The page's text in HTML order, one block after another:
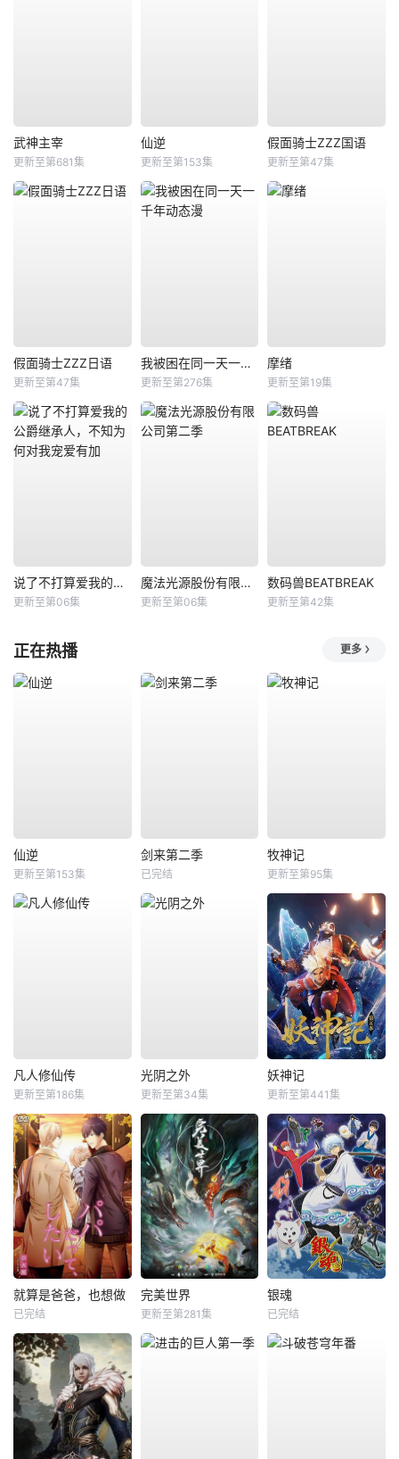
武神主宰
更新至第681集
仙逆
更新至第153集
假面骑士ZZZ国语
更新至第47集
假面骑士ZZZ日语
更新至第47集
我被困在同一天一千年动态漫
更新至第276集
摩绪
更新至第19集
说了不打算爱我的公爵继承人，不知为何对我宠爱有加
更新至第06集
魔法光源股份有限公司第二季
更新至第06集
数码兽BEATBREAK
更新至第42集
正在热播 更多
仙逆
更新至第153集
剑来第二季
已完结
牧神记
更新至第95集
凡人修仙传
更新至第186集
光阴之外
更新至第34集
妖神记
更新至第441集
就算是爸爸，也想做
已完结
完美世界
更新至第281集
银魂
已完结